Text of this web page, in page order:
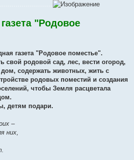
"Родовое
газета "Родовое поместье".
свой родовой сад, лес, вести огород,
содержать животных, жить с
родовых поместий и создания
чтобы Земля расцветала
детям подари.
–
них,